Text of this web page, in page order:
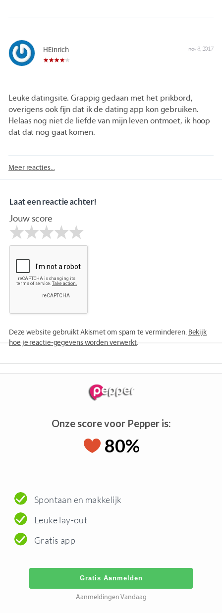
HEinrich nov 8, 2017
Leuke datingsite. Grappig gedaan met het prikbord,
overigens ook fijn dat ik de dating app kon gebruiken.
Helaas nog niet de liefde van mijn leven ontmoet, ik hoop
dat dat nog gaat komen.
Meer reacties...
Laat een reactie achter!
Jouw score
Deze website gebruikt Akismet om spam te verminderen. Bekijk
hoe je reactie-gegevens worden verwerkt.
Onze score voor Pepper is:
80%
Spontaan en makkelijk
Leuke lay-out
Gratis app
Gratis Aanmelden
Aanmeldingen Vandaag